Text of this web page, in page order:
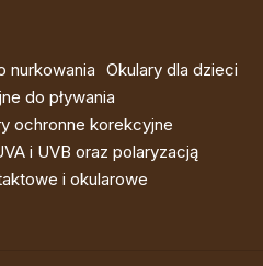
nurkowania Okulary dla dzieci
do pływania
ochronne korekcyjne
i UVB oraz polaryzacją
i okularowe